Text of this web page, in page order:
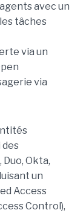
avec un
tâches
via un
via
Okta,
un
Access
Control),